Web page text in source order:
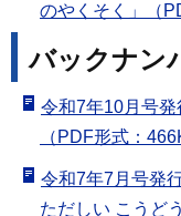
のやくそく」（
バックナン
令和7年10月号発
（PDF形式：
令和7年7月号発
ただしい こうど